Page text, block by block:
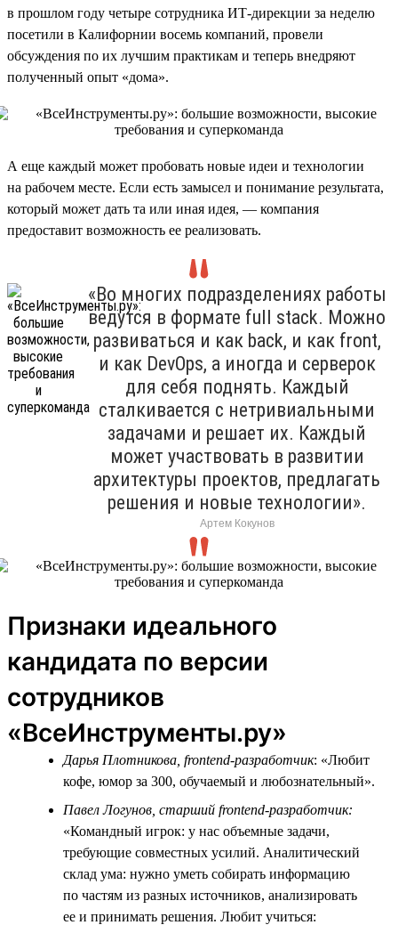
в прошлом году четыре сотрудника ИТ-дирекции за неделю
посетили в Калифорнии восемь компаний, провели
обсуждения по их лучшим практикам и теперь внедряют
полученный опыт «дома».
А еще каждый может пробовать новые идеи и технологии
на рабочем месте. Если есть замысел и понимание результата,
который может дать та или иная идея, — компания
предоставит возможность ее реализовать.
«Во многих подразделениях работы
ведутся в формате full stack. Можно
развиваться и как back, и как front,
и как DevOps, а иногда и серверок
для себя поднять. Каждый
сталкивается с нетривиальными
задачами и решает их. Каждый
может участвовать в развитии
архитектуры проектов, предлагать
решения и новые технологии».
Артем Кокунов
Признаки идеального
кандидата по версии
сотрудников
«ВсеИнструменты.ру»
Дарья Плотникова, frontend-разработчик: «Любит
кофе, юмор за 300, обучаемый и любознательный».
Павел Логунов, старший frontend-разработчик:
«Командный игрок: у нас объемные задачи,
требующие совместных усилий. Аналитический
склад ума: нужно уметь собирать информацию
по частям из разных источников, анализировать
ее и принимать решения. Любит учиться: